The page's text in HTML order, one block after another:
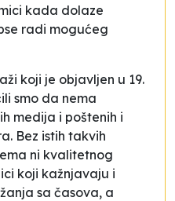
kada dolaze
radi mogućeg
koji je objavljen u 19.
smo da nema
medija i poštenih i
Bez istih takvih
ni kvalitetnog
koji kažnjavaju i
sa časova, a